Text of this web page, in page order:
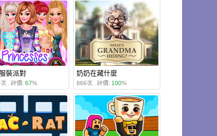
裝派對
. 評價: 67%
奶奶在藏什麼
866次 . 評價: 100%